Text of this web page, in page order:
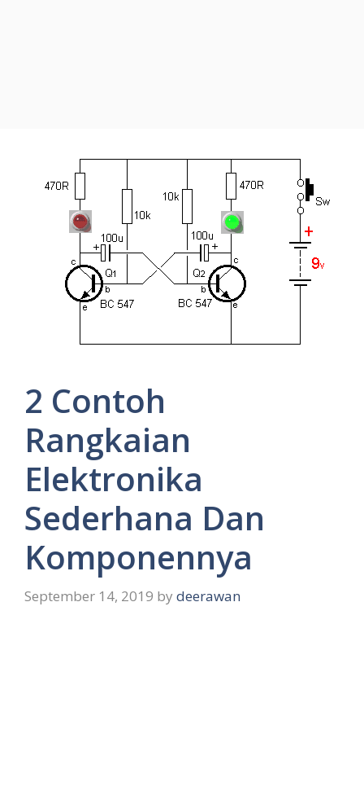
2 Contoh
Rangkaian
Elektronika
Sederhana Dan
Komponennya
September 14, 2019 by deerawan